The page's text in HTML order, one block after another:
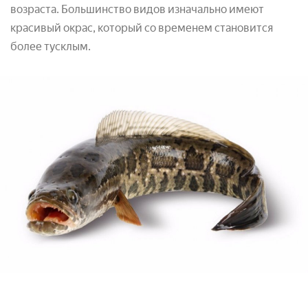
возраста. Большинство видов изначально имеют
красивый окрас, который со временем становится
более тусклым.